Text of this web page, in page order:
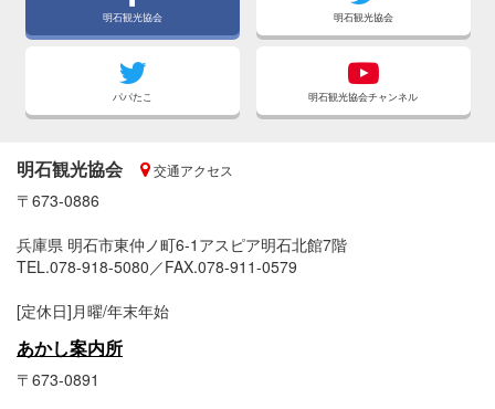
明石観光協会 明石観光協会
パパたこ 明石観光協会チャンネル
明石観光協会 交通アクセス
〒673-0886
兵庫県 明石市東仲ノ町6-1アスピア明石北館7階
TEL.078-918-5080／FAX.078-911-0579
[定休日]月曜/年末年始
あかし案内所
〒673-0891